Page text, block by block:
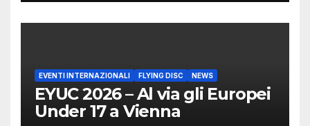
EVENTI INTERNAZIONALI FLYING DISC NEWS
EYUC 2026 – Al via gli Europei
Under 17 a Vienna